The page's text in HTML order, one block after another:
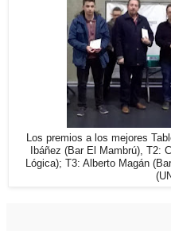
Los premios a los mejores
Ibáñez (Bar El Mambrú), T2:
Lógica); T3: Alberto Magán